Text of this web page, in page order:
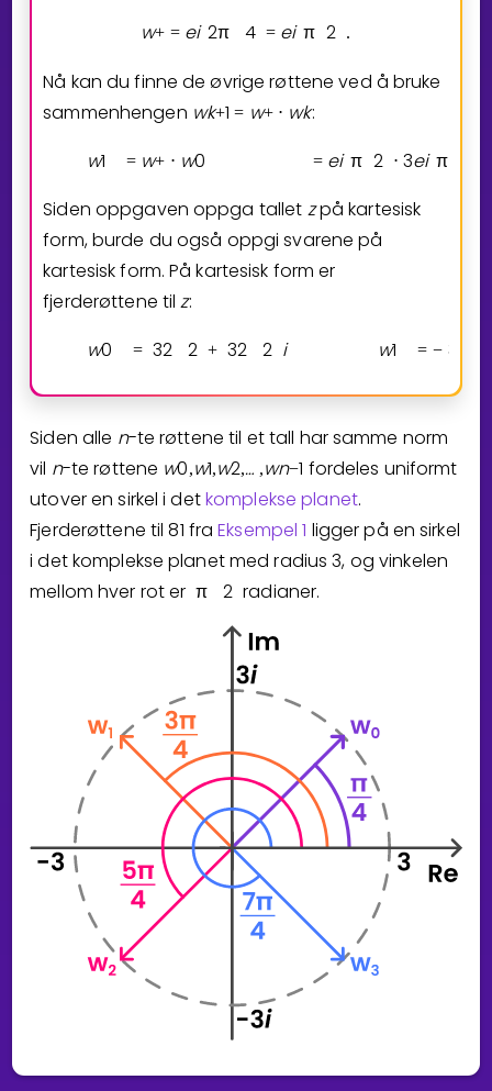
w+ = ei 2π 4 = ei π 2 .
Nå kan du finne de øvrige røttene ved å bruke
sammenhengen wk+1 = w+ ⋅ wk:
w1 = w+ ⋅ w0 = ei π 2 ⋅ 3ei π
Siden oppgaven oppga tallet zpå kartesisk
form, burde du også oppgi svarene på
kartesisk form. På kartesisk form er
fjerderøttene tilz:
w0 = 32 2 + 32 2 i w1 = − 3
Siden alle n-te røttene til et tall har samme norm
vil n-te røttene w0,w1,w2,… ,wn−1 fordeles uniformt
utover en sirkel i detkomplekse planet.
Fjerderøttene til81 fraEksempel 1 ligger på en sirkel
i det komplekse planet med radius3, og vinkelen
mellom hver rot er π 2 radianer.